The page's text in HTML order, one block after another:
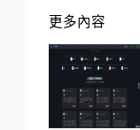
更多內容